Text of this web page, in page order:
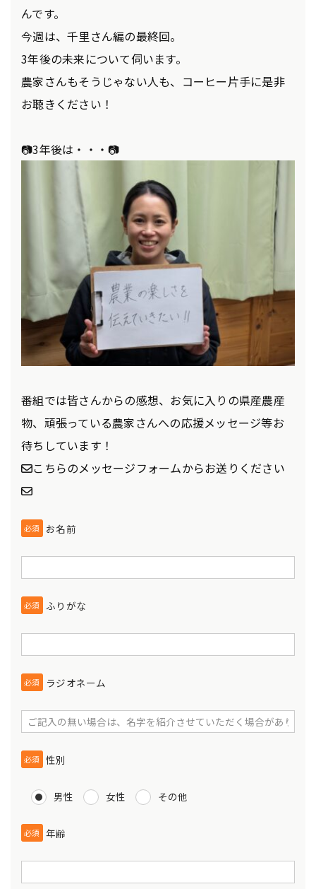
んです。
今週は、千里さん編の最終回。
3年後の未来について伺います。
農家さんもそうじゃない人も、コーヒー片手に是非
お聴きください！
📷3年後は・・・📷
番組では皆さんからの感想、お気に入りの県産農産
物、頑張っている農家さんへの応援メッセージ等お
待ちしています！
✉こちらのメッセージフォームからお送りください
✉
必須 お名前
必須 ふりがな
必須 ラジオネーム
必須 性別
男性 女性 その他
必須 年齢